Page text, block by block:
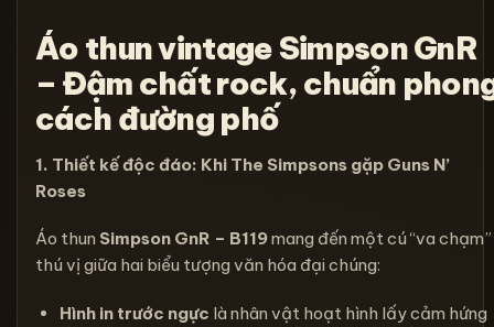
Áo thun vintage Simpson GnR
– Đậm chất rock, chuẩn
cách đường phố
1. Thiết kế độc đáo: Khi The Simpsons gặp Guns N’
Roses
Áo thun Simpson GnR – B119mang đến một cú “va chạm”
thú vị giữa hai biểu tượng văn hóa đại chúng:
Hình in trước ngực là nhân vật hoạt hình lấy cảm hứng